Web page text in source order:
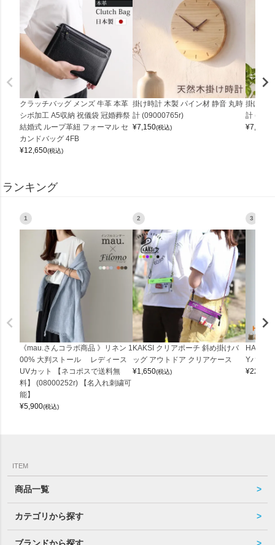
クラッチバッグ メンズ 牛革 本革
シボ加工 A5収納 祝儀袋 冠婚葬祭
結婚式 ループ革紐 フォーマル セ
カンドバッグ 4FB
¥12,650(税込)
掛け時計 木製 パイン材 静音 丸時
計 (09000765r)
¥7,150(税込)
掛け時
計
¥7,150
ランキング
1
《mau.さんコラボ商品 》リネン 1
00% 大判ストール レディース
UVカット 【ネコポスで送料無
料】 (08000252r) 【名入れ刺繍可
能】
¥5,900(税込)
2
KAKSI クリアポーチ 斜め掛けバ
ッグ アウトドア クリアケース
¥1,650(税込)
3
Yバッグ
¥22,000
ITEM
商品一覧
カテゴリから探す
ブランドから探す